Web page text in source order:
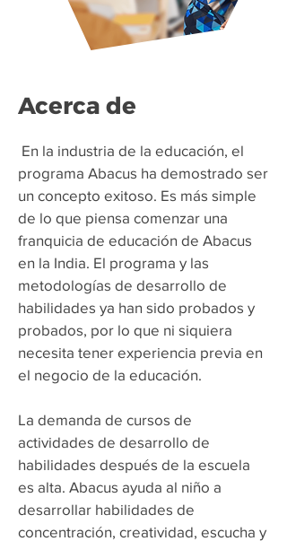
Acerca de
En la industria de la educación, el
programa Abacus ha demostrado ser
un concepto exitoso. Es más simple
de lo que piensa comenzar una
franquicia de educación de Abacus
en la India. El programa y las
metodologías de desarrollo de
habilidades ya han sido probados y
probados, por lo que ni siquiera
necesita tener experiencia previa en
el negocio de la educación.
La demanda de cursos de
actividades de desarrollo de
habilidades después de la escuela
es alta. Abacus ayuda al niño a
desarrollar habilidades de
concentración, creatividad, escucha y